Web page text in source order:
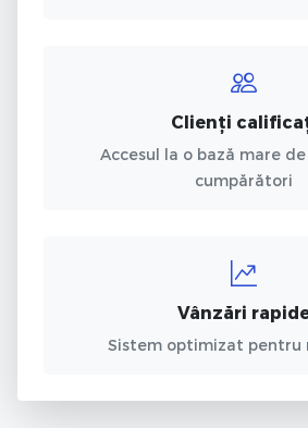
Clienți
Accesul la o bază mare
cumpărători
Vânzări
Sistem optimizat pentru